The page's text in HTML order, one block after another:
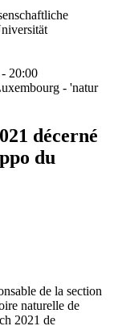
20:00
- 'natur
décerné
du
de la section
naturelle de
2021 de